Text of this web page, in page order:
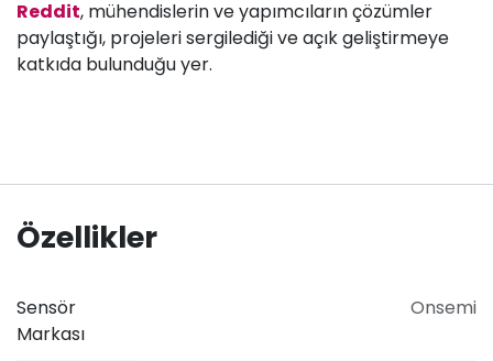
Reddit, mühendislerin ve yapımcıların çözümler
paylaştığı, projeleri sergilediği ve açık geliştirmeye
katkıda bulunduğu yer.
Özellikler
Sensör
Markası
Onsemi